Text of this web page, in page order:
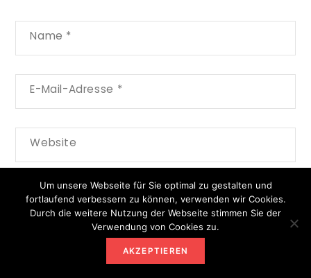
Name *
E-Mail-Adresse *
Website
Um unsere Webseite für Sie optimal zu gestalten und
fortlaufend verbessern zu können, verwenden wir Cookies.
Durch die weitere Nutzung der Webseite stimmen Sie der
Verwendung von Cookies zu.
AKZEPTIEREN